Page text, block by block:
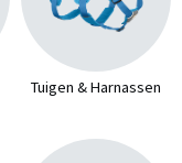
Tuigen & Harnassen